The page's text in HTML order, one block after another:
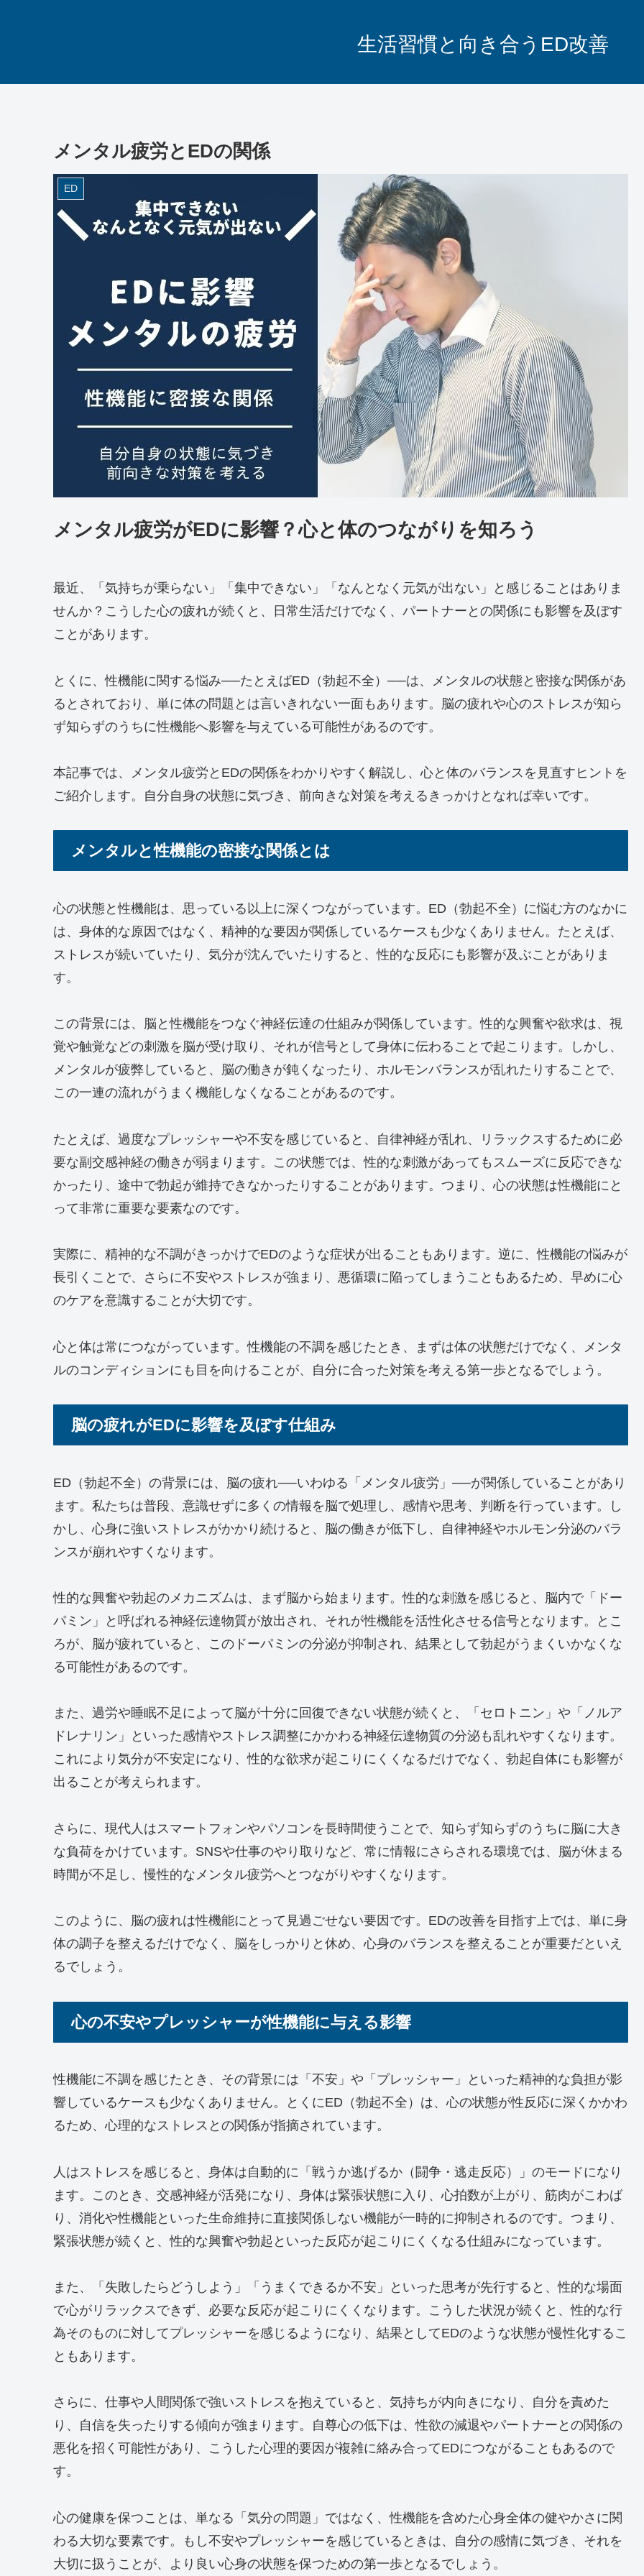
生活習慣と向き合うED改善
メンタル疲労とEDの関係
ED
メンタル疲労がEDに影響？心と体のつながりを知ろう
最近、「気持ちが乗らない」「集中できない」「なんとなく元気が出ない」と感じることはありま
せんか？こうした心の疲れが続くと、日常生活だけでなく、パートナーとの関係にも影響を及ぼす
ことがあります。
とくに、性機能に関する悩み──たとえばED（勃起不全）──は、メンタルの状態と密接な関係があ
るとされており、単に体の問題とは言いきれない一面もあります。脳の疲れや心のストレスが知ら
ず知らずのうちに性機能へ影響を与えている可能性があるのです。
本記事では、メンタル疲労とEDの関係をわかりやすく解説し、心と体のバランスを見直すヒントを
ご紹介します。自分自身の状態に気づき、前向きな対策を考えるきっかけとなれば幸いです。
メンタルと性機能の密接な関係とは
心の状態と性機能は、思っている以上に深くつながっています。ED（勃起不全）に悩む方のなかに
は、身体的な原因ではなく、精神的な要因が関係しているケースも少なくありません。たとえば、
ストレスが続いていたり、気分が沈んでいたりすると、性的な反応にも影響が及ぶことがありま
す。
この背景には、脳と性機能をつなぐ神経伝達の仕組みが関係しています。性的な興奮や欲求は、視
覚や触覚などの刺激を脳が受け取り、それが信号として身体に伝わることで起こります。しかし、
メンタルが疲弊していると、脳の働きが鈍くなったり、ホルモンバランスが乱れたりすることで、
この一連の流れがうまく機能しなくなることがあるのです。
たとえば、過度なプレッシャーや不安を感じていると、自律神経が乱れ、リラックスするために必
要な副交感神経の働きが弱まります。この状態では、性的な刺激があってもスムーズに反応できな
かったり、途中で勃起が維持できなかったりすることがあります。つまり、心の状態は性機能にと
って非常に重要な要素なのです。
実際に、精神的な不調がきっかけでEDのような症状が出ることもあります。逆に、性機能の悩みが
長引くことで、さらに不安やストレスが強まり、悪循環に陥ってしまうこともあるため、早めに心
のケアを意識することが大切です。
心と体は常につながっています。性機能の不調を感じたとき、まずは体の状態だけでなく、メンタ
ルのコンディションにも目を向けることが、自分に合った対策を考える第一歩となるでしょう。
脳の疲れがEDに影響を及ぼす仕組み
ED（勃起不全）の背景には、脳の疲れ──いわゆる「メンタル疲労」──が関係していることがあり
ます。私たちは普段、意識せずに多くの情報を脳で処理し、感情や思考、判断を行っています。し
かし、心身に強いストレスがかかり続けると、脳の働きが低下し、自律神経やホルモン分泌のバラ
ンスが崩れやすくなります。
性的な興奮や勃起のメカニズムは、まず脳から始まります。性的な刺激を感じると、脳内で「ドー
パミン」と呼ばれる神経伝達物質が放出され、それが性機能を活性化させる信号となります。とこ
ろが、脳が疲れていると、このドーパミンの分泌が抑制され、結果として勃起がうまくいかなくな
る可能性があるのです。
また、過労や睡眠不足によって脳が十分に回復できない状態が続くと、「セロトニン」や「ノルア
ドレナリン」といった感情やストレス調整にかかわる神経伝達物質の分泌も乱れやすくなります。
これにより気分が不安定になり、性的な欲求が起こりにくくなるだけでなく、勃起自体にも影響が
出ることが考えられます。
さらに、現代人はスマートフォンやパソコンを長時間使うことで、知らず知らずのうちに脳に大き
な負荷をかけています。SNSや仕事のやり取りなど、常に情報にさらされる環境では、脳が休まる
時間が不足し、慢性的なメンタル疲労へとつながりやすくなります。
このように、脳の疲れは性機能にとって見過ごせない要因です。EDの改善を目指す上では、単に身
体の調子を整えるだけでなく、脳をしっかりと休め、心身のバランスを整えることが重要だといえ
るでしょう。
心の不安やプレッシャーが性機能に与える影響
性機能に不調を感じたとき、その背景には「不安」や「プレッシャー」といった精神的な負担が影
響しているケースも少なくありません。とくにED（勃起不全）は、心の状態が性反応に深くかかわ
るため、心理的なストレスとの関係が指摘されています。
人はストレスを感じると、身体は自動的に「戦うか逃げるか（闘争・逃走反応）」のモードになり
ます。このとき、交感神経が活発になり、身体は緊張状態に入り、心拍数が上がり、筋肉がこわば
り、消化や性機能といった生命維持に直接関係しない機能が一時的に抑制されるのです。つまり、
緊張状態が続くと、性的な興奮や勃起といった反応が起こりにくくなる仕組みになっています。
また、「失敗したらどうしよう」「うまくできるか不安」といった思考が先行すると、性的な場面
で心がリラックスできず、必要な反応が起こりにくくなります。こうした状況が続くと、性的な行
為そのものに対してプレッシャーを感じるようになり、結果としてEDのような状態が慢性化するこ
ともあります。
さらに、仕事や人間関係で強いストレスを抱えていると、気持ちが内向きになり、自分を責めた
り、自信を失ったりする傾向が強まります。自尊心の低下は、性欲の減退やパートナーとの関係の
悪化を招く可能性があり、こうした心理的要因が複雑に絡み合ってEDにつながることもあるので
す。
心の健康を保つことは、単なる「気分の問題」ではなく、性機能を含めた心身全体の健やかさに関
わる大切な要素です。もし不安やプレッシャーを感じているときは、自分の感情に気づき、それを
大切に扱うことが、より良い心身の状態を保つための第一歩となるでしょう。